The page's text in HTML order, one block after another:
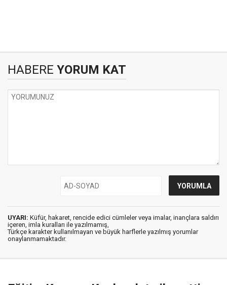
HABERE YORUM KAT
UYARI: Küfür, hakaret, rencide edici cümleler veya imalar, inançlara saldırı
içeren, imla kuralları ile yazılmamış,
Türkçe karakter kullanılmayan ve büyük harflerle yazılmış yorumlar
onaylanmamaktadır.